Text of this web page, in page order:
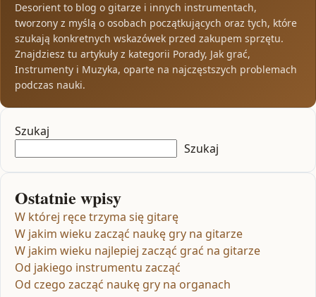
Desorient to blog o gitarze i innych instrumentach,
tworzony z myślą o osobach początkujących oraz tych, które
szukają konkretnych wskazówek przed zakupem sprzętu.
Znajdziesz tu artykuły z kategorii Porady, Jak grać,
Instrumenty i Muzyka, oparte na najczęstszych problemach
podczas nauki.
Szukaj
Szukaj
Ostatnie wpisy
W której ręce trzyma się gitarę
W jakim wieku zacząć naukę gry na gitarze
W jakim wieku najlepiej zacząć grać na gitarze
Od jakiego instrumentu zacząć
Od czego zacząć naukę gry na organach